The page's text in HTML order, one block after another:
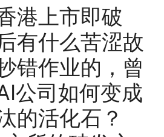
港上市即破
有什么苦涩故
错作业的，曾
公司如何变成
的活化石？